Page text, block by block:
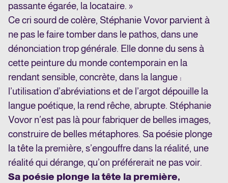
passante égarée, la locataire. »
Ce cri sourd de colère, Stéphanie Vovor parvient à
ne pas le faire tomber dans le pathos, dans une
dénonciation trop générale. Elle donne du sens à
cette peinture du monde contemporain en la
rendant sensible, concrète, dans la langue :
l’utilisation d’abréviations et de l’argot dépouille la
langue poétique, la rend rêche, abrupte. Stéphanie
Vovor n’est pas là pour fabriquer de belles images,
construire de belles métaphores. Sa poésie plonge
la tête la première, s’engouffre dans la réalité, une
réalité qui dérange, qu’on préférerait ne pas voir.
Sa poésie plonge la tête la première,